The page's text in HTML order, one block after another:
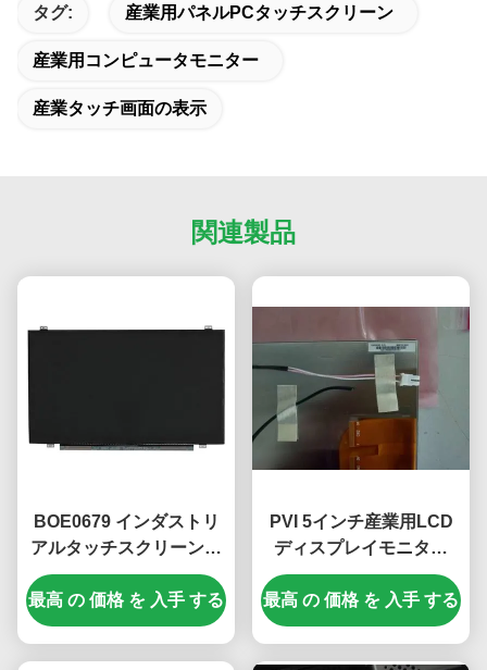
タグ: 産業用パネルPCタッチスクリーン
産業用コンピュータモニター
産業タッチ画面の表示
関連製品
BOE0679 インダストリ
アルタッチスクリーンモ
ニター 15.6 インチ
1920×1080 ピクセル
500cd/m2 明るさ
最高 の 価格 を 入手 する
PVI 5インチ産業用LCD
ディスプレイモニター
480*480ピクセルと
450cd/m2 明るさ
PD050OX1
最高 の 価格 を 入手 する